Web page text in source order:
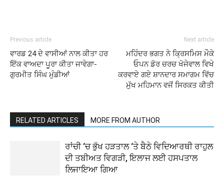
Previous article
ਵਾਰਡ 24 ਦੇ ਵਾਸੀਆਂ ਨਾਲ ਕੀਤਾ ਹਰ
ਇੱਕ ਵਾਅਦਾ ਪੂਰਾ ਕੀਤਾ ਜਾਵੇਗਾ-
ਗੁਰਮੀਤ ਸਿੰਘ ਮੁੰਡੀਆਂ
Next article
ਮਹਿੰਦਰ ਭਗਤ ਨੇ ਕ੍ਰਿਸਮਿਸ ਮੌਕੇ
ਓਪਨ ਡੋਰ ਚਰਚ ਖੋਜੇਵਾਲ ਵਿਖੇ
ਕਰਵਾਏ ਗਏ ਸ਼ਾਨਦਾਰ ਸਮਾਗਮ ਵਿੱਚ
ਮੁੱਖ ਮਹਿਮਾਨ ਵਜੋਂ ਸਿਰਕਤ ਕੀਤੀ
RELATED ARTICLES MORE FROM AUTHOR
ਰਾਂਚੀ ‘ਚ ਭੁੱਖ ਹੜਤਾਲ ‘ਤੇ ਬੈਠੇ ਵਿਦਿਆਰਥੀ ਰਾਹੁਲ
ਦੀ ਤਬੀਅਤ ਵਿਗੜੀ, ਇਲਾਜ ਲਈ ਹਸਪਤਾਲ
ਲਿਜਾਇਆ ਗਿਆ